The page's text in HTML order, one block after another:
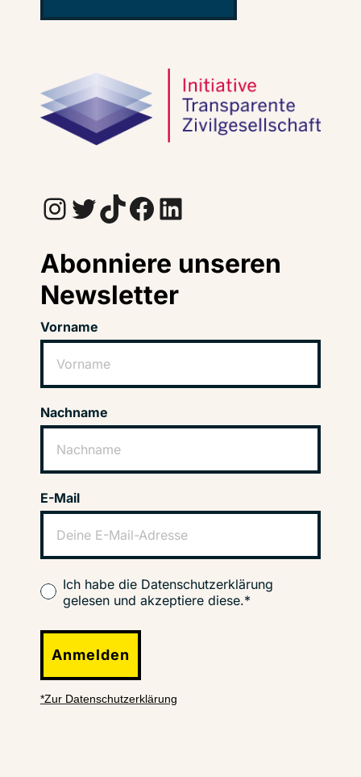
InstagramTwitter TikTok Facebook LinkedIn
Abonniere unseren
Newsletter
Vorname
Nachname
E-Mail
Ich habe die Datenschutzerklärung
gelesen und akzeptiere diese.*
Anmelden
*Zur Datenschutzerklärung